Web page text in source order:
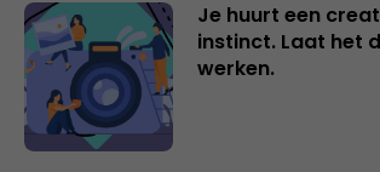
Je huurt een
instinct. Laat het
werken.